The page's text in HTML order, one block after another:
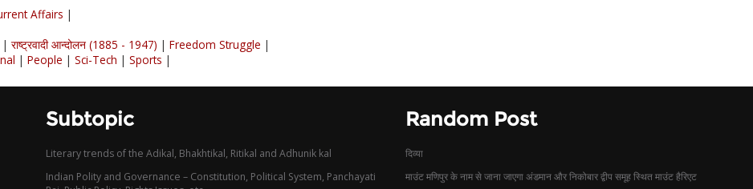
Affairs |
| राष्ट्रवादी आन्दोलन (1885 - 1947) | Freedom Struggle |
| People | Sci-Tech | Sports |
Subtopic
Literary trends of the Adikal, Bhakhtikal, Ritikal and Adhunik kal
Indian Polity and Governance – Constitution, Political System, Panchayati
Random Post
दिव्या
माउंट मणिपुर के नाम से जाना जाएगा अंडमान और निकोबार द्वीप समूह स्थित माउंट हैरिएट